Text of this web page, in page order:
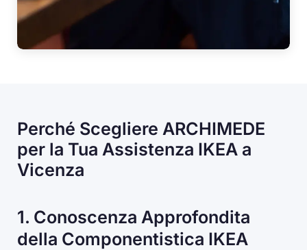
Perché Scegliere ARCHIMEDE
per la Tua Assistenza IKEA a
Vicenza
1. Conoscenza Approfondita
della Componentistica IKEA